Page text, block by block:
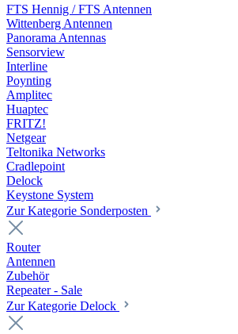
FTS Hennig / FTS Antennen
Wittenberg Antennen
Panorama Antennas
Sensorview
Interline
Poynting
Amplitec
Huaptec
FRITZ!
Netgear
Teltonika Networks
Cradlepoint
Delock
Keystone System
Zur Kategorie Sonderposten
Router
Antennen
Zubehör
Repeater - Sale
Zur Kategorie Delock